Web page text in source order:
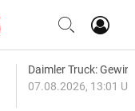
Daimler Truck:
07.08.2026, 13:01